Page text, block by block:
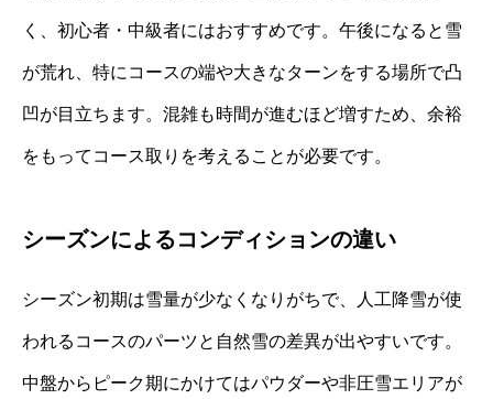
く、初心者・中級者にはおすすめです。午後になると雪
が荒れ、特にコースの端や大きなターンをする場所で凸
凹が目立ちます。混雑も時間が進むほど増すため、余裕
をもってコース取りを考えることが必要です。
シーズンによるコンディションの違い
シーズン初期は雪量が少なくなりがちで、人工降雪が使
われるコースのパーツと自然雪の差異が出やすいです。
中盤からピーク期にかけてはパウダーや非圧雪エリアが